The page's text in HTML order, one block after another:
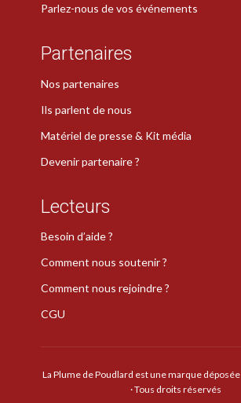
Parlez-nous de vos événements
Partenaires
Nos partenaires
Ils parlent de nous
Matériel de presse & Kit média
Devenir partenaire ?
Lecteurs
Besoin d’aide ?
Comment nous soutenir ?
Comment nous rejoindre ?
CGU
La Plume de Poudlard est une marque déposée
· Tous droits réservés